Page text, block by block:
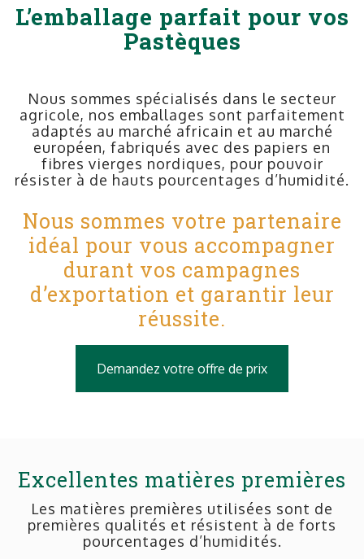
L’emballage parfait pour vos
Pastèques
Nous sommes spécialisés dans le secteur
agricole, nos emballages sont parfaitement
adaptés au marché africain et au marché
européen, fabriqués avec des papiers en
fibres vierges nordiques, pour pouvoir
résister à de hauts pourcentages d’humidité.
Nous sommes votre partenaire
idéal pour vous accompagner
durant vos campagnes
d’exportation et garantir leur
réussite.
Demandez votre offre de prix
Excellentes matières premières
Les matières premières utilisées sont de
premières qualités et résistent à de forts
pourcentages d’humidités.